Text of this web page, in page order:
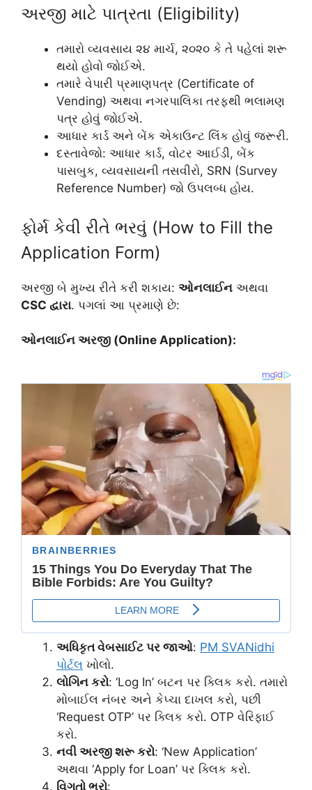
અરજી માટે પાત્રતા (Eligibility)
તમારો વ્યવસાય ૨૪ માર્ચ, ૨૦૨૦ કે તે પહેલાં શરૂ
થયો હોવો જોઈએ.
તમારે વેપારી પ્રમાણપત્ર (Certificate of
Vending) અથવા નગરપાલિકા તરફથી ભલામણ
પત્ર હોવું જોઈએ.
આધાર કાર્ડ અને બેંક એકાઉન્ટ લિંક હોવું જરૂરી.
દસ્તાવેજો: આધાર કાર્ડ, વોટર આઈડી, બેંક
પાસબુક, વ્યવસાયની તસવીરો, SRN (Survey
Reference Number) જો ઉપલબ્ધ હોય.
ફોર્મ કેવી રીતે ભરવું (How to Fill the
Application Form)
અરજી બે મુખ્ય રીતે કરી શકાય: ઓનલાઈન અથવા
CSC દ્વારા. પગલાં આ પ્રમાણે છે:
ઓનલાઈન અરજી (Online Application):
અધિકૃત વેબસાઈટ પર જાઓ: PM SVANidhi
પોર્ટલ ખોલો.
લોગિન કરો: ‘Log In’ બટન પર ક્લિક કરો. તમારો
મોબાઈલ નંબર અને કેપ્ચા દાખલ કરો, પછી
‘Request OTP’ પર ક્લિક કરો. OTP વેરિફાઈ
કરો.
નવી અરજી શરૂ કરો: ‘New Application’
અથવા ‘Apply for Loan’ પર ક્લિક કરો.
વિગતો ભરો: